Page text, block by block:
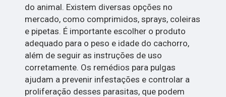
do animal. Existem diversas opções no
mercado, como comprimidos, sprays, coleiras
e pipetas. É importante escolher o produto
adequado para o peso e idade do cachorro,
além de seguir as instruções de uso
corretamente. Os remédios para pulgas
ajudam a prevenir infestações e controlar a
proliferação desses parasitas, que podem